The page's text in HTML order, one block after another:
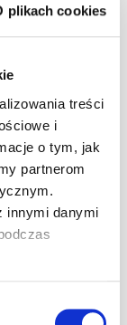
plikach cookies
treści
i
o tym, jak
partnerom
innymi danymi
12-